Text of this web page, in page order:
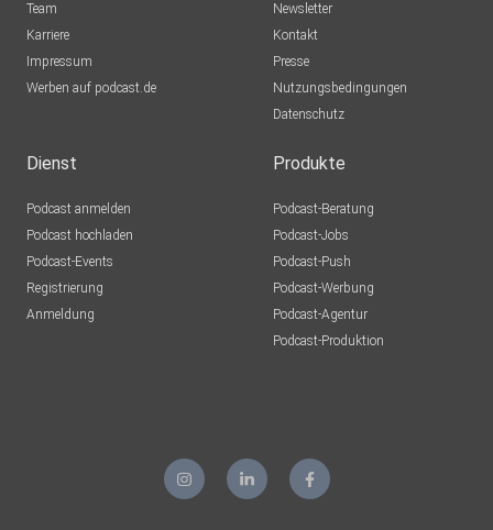
Team
Karriere
Impressum
Werben auf podcast.de
Newsletter
Kontakt
Presse
Nutzungsbedingungen
Datenschutz
Dienst
Podcast anmelden
Podcast hochladen
Podcast-Events
Registrierung
Anmeldung
Produkte
Podcast-Beratung
Podcast-Jobs
Podcast-Push
Podcast-Werbung
Podcast-Agentur
Podcast-Produktion